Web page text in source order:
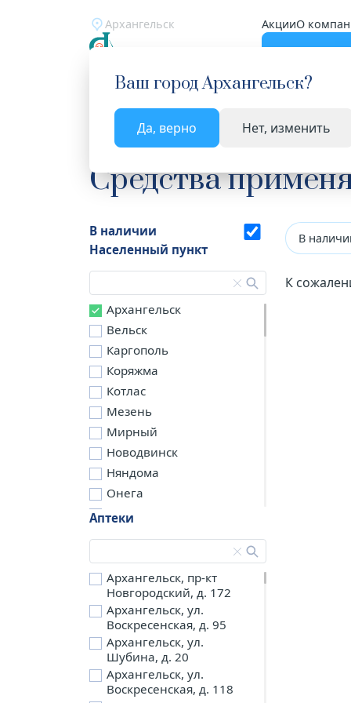
Архангельск АкцииО
Ваш городАрхангельск?
Да, верно Нет, изменить
Главная Каталог Лекарства и БАД
Средства
В наличии
Населенный пункт
Архангельск
Вельск
Каргополь
Коряжма
Котлас
Мезень
Мирный
Новодвинск
Няндома
Онега
Северодвинск
д. Бережная
д. Петариха
д. Согра
п. Березник
п. Боброво
п. Вычегодский
п. Двинской,
Аптеки
Архангельск, пр-кт
Новгородский, д. 172
Архангельск, ул.
Воскресенская, д. 95
Архангельск, ул.
Шубина, д. 20
Архангельск, ул.
Воскресенская, д. 118
В
К